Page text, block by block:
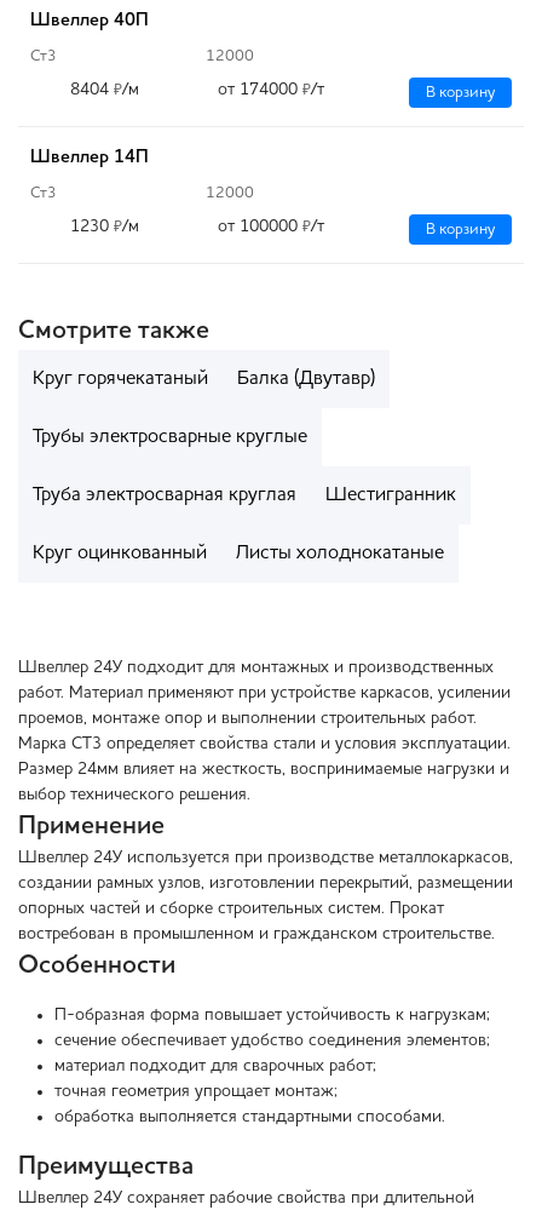
Швеллер 40П
Ст3 12000
8404 ₽/м от 174000 ₽/т В корзину
Швеллер 14П
Ст3 12000
1230 ₽/м от 100000 ₽/т В корзину
Смотрите также
Круг горячекатаный Балка (Двутавр)
Трубы электросварные круглые
Труба электросварная круглая Шестигранник
Круг оцинкованный Листы холоднокатаные
Швеллер 24У подходит для монтажных и производственных
работ. Материал применяют при устройстве каркасов, усилении
проемов, монтаже опор и выполнении строительных работ.
Марка СТ3 определяет свойства стали и условия эксплуатации.
Размер 24мм влияет на жесткость, воспринимаемые нагрузки и
выбор технического решения.
Применение
Швеллер 24У используется при производстве металлокаркасов,
создании рамных узлов, изготовлении перекрытий, размещении
опорных частей и сборке строительных систем. Прокат
востребован в промышленном и гражданском строительстве.
Особенности
П-образная форма повышает устойчивость к нагрузкам;
сечение обеспечивает удобство соединения элементов;
материал подходит для сварочных работ;
точная геометрия упрощает монтаж;
обработка выполняется стандартными способами.
Преимущества
Швеллер 24У сохраняет рабочие свойства при длительной